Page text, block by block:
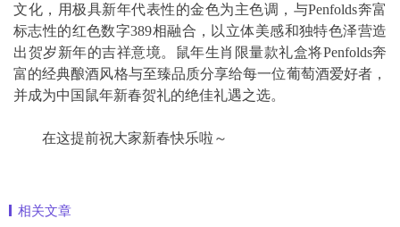
文化，用极具新年代表性的金色为主色调，与Penfolds奔富
标志性的红色数字389相融合，以立体美感和独特色泽营造
出贺岁新年的吉祥意境。鼠年生肖限量款礼盒将Penfolds奔
富的经典酿酒风格与至臻品质分享给每一位葡萄酒爱好者，
并成为中国鼠年新春贺礼的绝佳礼遇之选。
在这提前祝大家新春快乐啦～
相关文章